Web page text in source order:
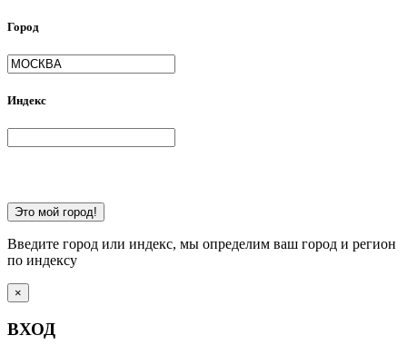
Город
Индекс
Это мой город!
Введите город или индекс, мы определим ваш город и регион
по индексу
×
ВХОД